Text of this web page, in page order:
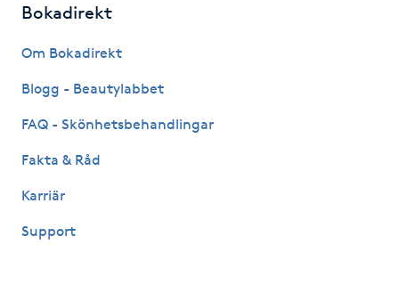
Idrottsmassage
IPL
IR-massage
Bokadirekt
Om Bokadirekt
Blogg - Beautylabbet
FAQ - Skönhetsbehandlingar
Fakta & Råd
Karriär
Support